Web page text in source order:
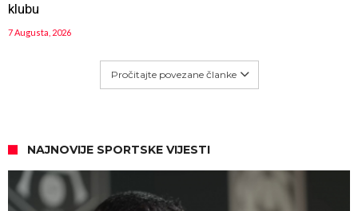
klubu
7 Augusta, 2026
Pročitajte povezane članke
NAJNOVIJE SPORTSKE VIJESTI